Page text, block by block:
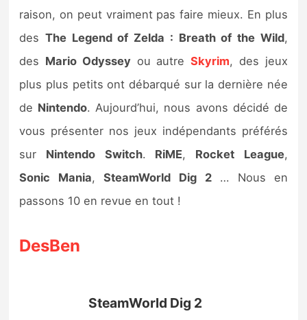
Tests d’accessoires
Autres tests
Previews
Précommandes
Précommandes jeux Switch 2
raison, on peut vraiment pas faire mieux. En plus
des The Legend of Zelda : Breath of the Wild,
des Mario Odysseyou autreSkyrim, des jeux
plus plus petits ont débarqué sur la dernière née
de Nintendo. Aujourd’hui, nous avons décidé de
vous présenter nos jeux indépendants préférés
sur Nintendo Switch. RiME, Rocket League,
Sonic
Mania,SteamWorld Dig 2… Nous en
passons 10 en revue en tout !
DesBen
SteamWorld Dig 2